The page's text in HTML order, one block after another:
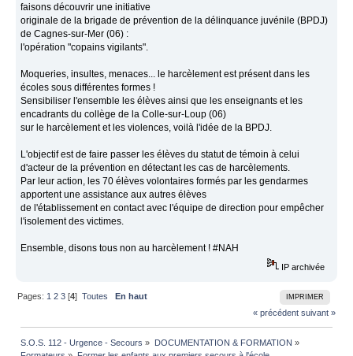
faisons découvrir une initiative
originale de la brigade de prévention de la délinquance juvénile (BPDJ)
de Cagnes-sur-Mer (06) :
l'opération "copains vigilants".
Moqueries, insultes, menaces... le harcèlement est présent dans les
écoles sous différentes formes !
Sensibiliser l'ensemble les élèves ainsi que les enseignants et les
encadrants du collège de la Colle-sur-Loup (06)
sur le harcèlement et les violences, voilà l'idée de la BPDJ.
L'objectif est de faire passer les élèves du statut de témoin à celui
d'acteur de la prévention en détectant les cas de harcèlements.
Par leur action, les 70 élèves volontaires formés par les gendarmes
apportent une assistance aux autres élèves
de l'établissement en contact avec l'équipe de direction pour empêcher
l'isolement des victimes.
Ensemble, disons tous non au harcèlement ! #NAH
IP archivée
IMPRIMER
Pages: 1 2 3 [4]Toutes
En haut
« précédent suivant »
S.O.S. 112 - Urgence - Secours » DOCUMENTATION & FORMATION »